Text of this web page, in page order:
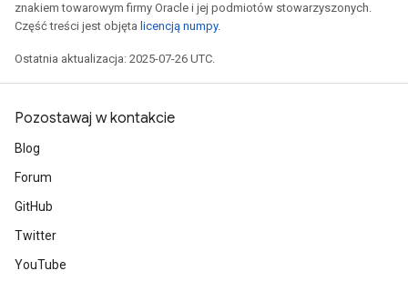
znakiem towarowym firmy Oracle i jej podmiotów stowarzyszonych.
Część treści jest objęta licencją numpy.
Ostatnia aktualizacja: 2025-07-26 UTC.
Pozostawaj w kontakcie
Blog
Forum
GitHub
Twitter
YouTube